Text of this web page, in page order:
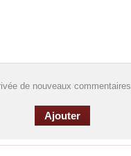
de nouveaux commentaires